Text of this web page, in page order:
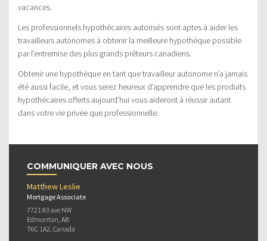
vacances.
Les professionnels hypothécaires autorisés sont aptes à aider les
travailleurs autonomes à obtenir la meilleure hypothèque possible
par l’entremise des plus grands prêteurs canadiens.
Obtenir une hypothèque en tant que travailleur autonome n’a jamais
été aussi facile, et vous serez heureux d’apprendre que les produits
hypothécaires offerts aujourd’hui vous aideront à réussir autant
dans votre vie privée que professionnelle.
COMMUNIQUER AVEC NOUS
Matthew Leslie
Mortgage Associate
7721 83 ave NW
Edmonton, AB
T6C 1A2, Canada